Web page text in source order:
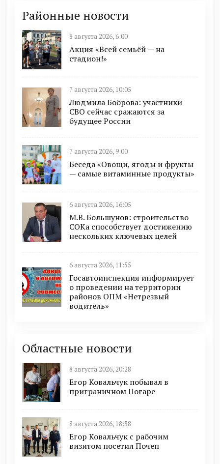
Районные новости
8 августа 2026, 6:00
Акция «Всей семьёй — на
стадион!»
7 августа 2026, 10:05
Людмила Боброва: участники
СВО сейчас сражаются за
будущее России
7 августа 2026, 9:00
Беседа «Овощи, ягоды и фрукты
— самые витаминные продукты»
6 августа 2026, 16:05
М.В. Большунов: строительство
СОКа способствует достижению
нескольких ключевых целей
6 августа 2026, 11:55
Госавтоинспекция информирует
о проведении на территории
районов ОПМ «Нетрезвый
водитель»
Областные новости
8 августа 2026, 20:28
Егор Ковальчук побывал в
приграничном Погаре
8 августа 2026, 18:58
Егор Ковальчук с рабочим
визитом посетил Почеп